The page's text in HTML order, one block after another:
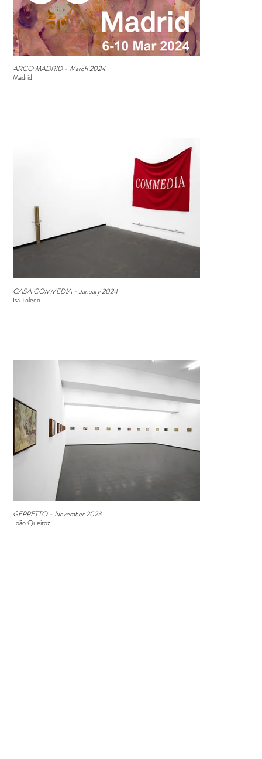
ARCO MADRID - March 2024
Madrid
CASA COMMEDIA - January 2024
Isa Toledo
GEPPETTO - November 2023
João Queiroz